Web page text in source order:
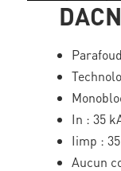
In : 35
Iimp :
Aucun